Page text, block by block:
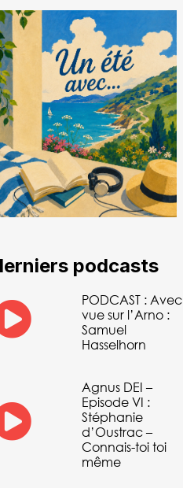
podcasts
PODCAST : Avec
vue sur l’Arno :
Samuel
Hasselhorn
Agnus DEI –
Episode VI :
Stéphanie
d’Oustrac –
Connais-toi toi
même